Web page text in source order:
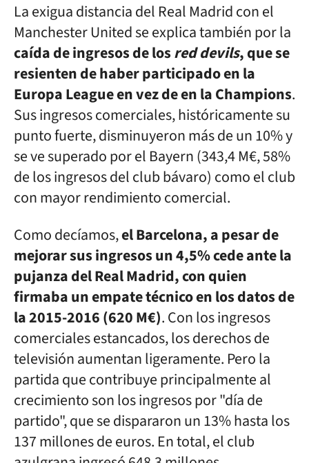
La exigua distancia del Real Madrid con el
Manchester United se explica también por la
caída de ingresos de losred devils, que se
resienten de haber participado en la
Europa League en vez de en la Champions.
Sus ingresos comerciales, históricamente su
punto fuerte, disminuyeron más de un 10% y
se ve superado por el Bayern (343,4 M€, 58%
de los ingresos del club bávaro) como el club
con mayor rendimiento comercial.
Como decíamos,el Barcelona, a pesar de
mejorar sus ingresos un 4,5% cede ante la
pujanza del Real Madrid, con quien
firmaba un empate técnico en los datos de
la 2015-2016 (620 M€). Con los ingresos
comerciales estancados, los derechos de
televisión aumentan ligeramente. Pero la
partida que contribuye principalmente al
crecimiento son los ingresos por "día de
partido", que se dispararon un 13% hasta los
137 millones de euros. En total, el club